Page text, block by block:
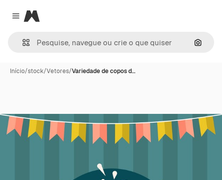
Close menu
Magnific
Início/stock/Vetores/Variedade de copos d…